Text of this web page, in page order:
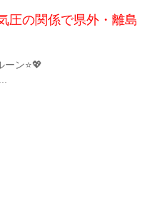
圧の関係で県外・離島
ン⭐💖